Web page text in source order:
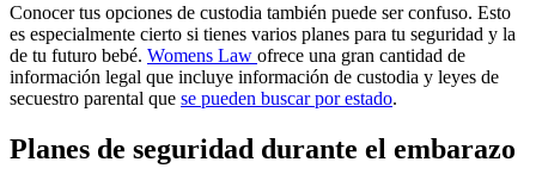
Conocer tus opciones de custodia también puede ser confuso. Esto
es especialmente cierto si tienes varios planes para tu seguridad y la
de tu futuro bebé. Womens Law ofrece una gran cantidad de
información legal que incluye información de custodia y leyes de
secuestro parental que se pueden buscar por estado.
Planes de seguridad durante el embarazo